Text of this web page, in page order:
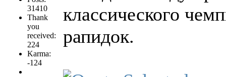
31410
Thank
you
received:
224
Karma:
-124
классического
рапидок.